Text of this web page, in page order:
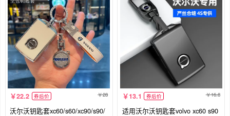
22.2 券后价 28
沃尔沃钥匙套xc60/s60/xc90/s90/
13.1 券后价 16.8
适用沃尔沃钥匙套volvo xc60 s90